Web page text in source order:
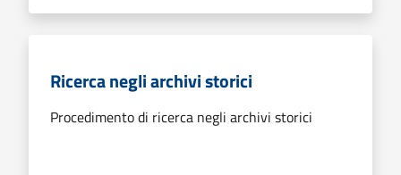
Ricerca negli archivi storici
Procedimento di ricerca negli archivi storici